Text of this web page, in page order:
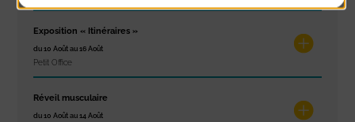
Exposition « Itinéraires »
du 10 Août au 16 Août
Petit Office
Réveil musculaire
du 10 Août au 14 Août